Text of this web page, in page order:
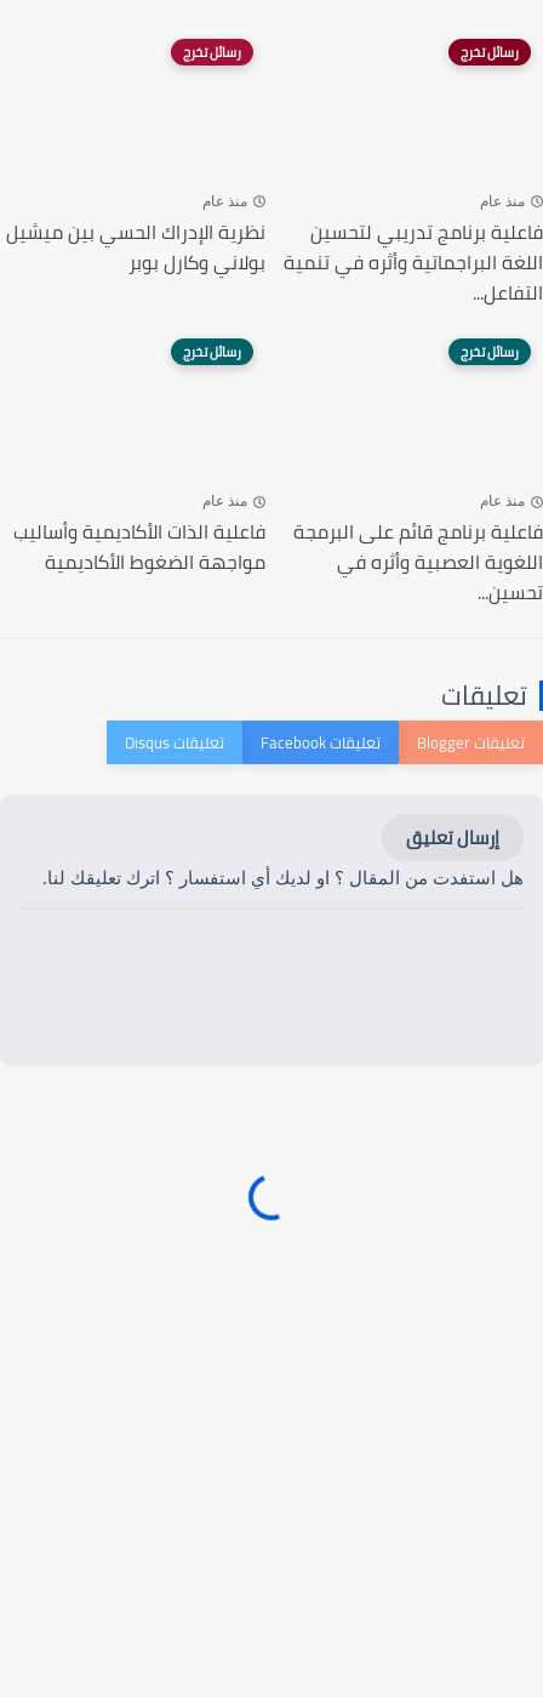
رسائل تخرج
منذ عام
فاعلية برنامج تدريبي لتحسين
اللغة البراجماتية وأثره في تنمية
التفاعل...
رسائل تخرج
منذ عام
نظرية الإدراك الحسي بين ميشيل
بولاني وكارل بوبر
رسائل تخرج
منذ عام
فاعلية برنامج قائم على البرمجة
اللغوية العصبية وأثره في
تحسين...
رسائل تخرج
منذ عام
فاعلية الذات الأكاديمية وأساليب
مواجهة الضغوط الأكاديمية
تعليقات
إرسال تعليق
هل استفدت من المقال ؟ او لديك أي استفسار ؟ اترك تعليقك لنا.